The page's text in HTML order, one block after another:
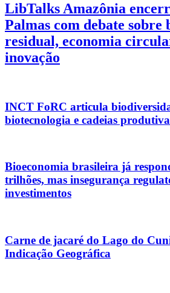
LibTalks Amazônia
Palmas com debate sobre
residual, economia
inovação
INCT FoRC articula
biotecnologia e cadeias
Bioeconomia brasileira já
trilhões, mas insegurança
investimentos
Carne de jacaré do Lago do
Indicação Geográfica